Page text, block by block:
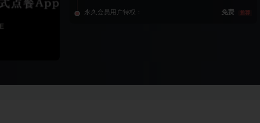
永久会员用户特权： 免费 推荐